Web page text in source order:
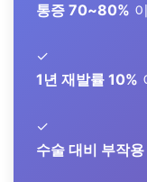
통증 70~80%
✓
1년 재발률 10%
✓
수술 대비 부작